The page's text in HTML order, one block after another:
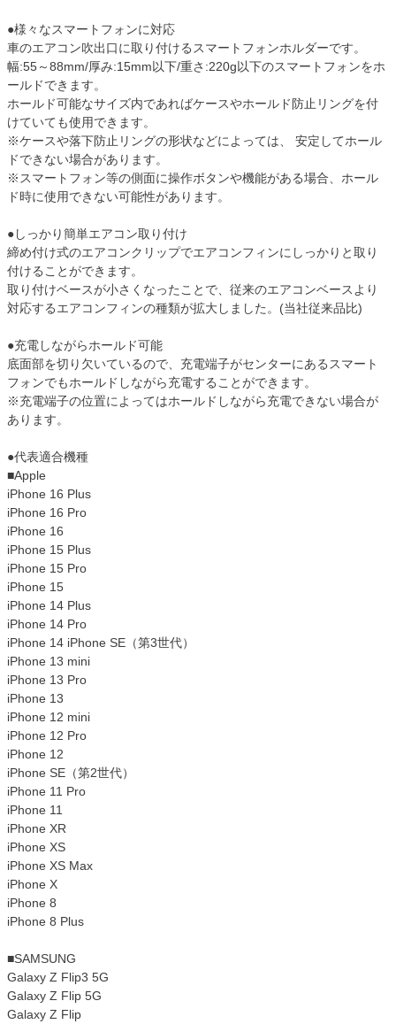
●様々なスマートフォンに対応
車のエアコン吹出口に取り付けるスマートフォンホルダーです。
幅:55～88mm/厚み:15mm以下/重さ:220g以下のスマートフォンをホ
ールドできます。
ホールド可能なサイズ内であればケースやホールド防止リングを付
けていても使用できます。
※ケースや落下防止リングの形状などによっては、 安定してホール
ドできない場合があります。
※スマートフォン等の側面に操作ボタンや機能がある場合、ホール
ド時に使用できない可能性があります。
●しっかり簡単エアコン取り付け
締め付け式のエアコンクリップでエアコンフィンにしっかりと取り
付けることができます。
取り付けベースが小さくなったことで、従来のエアコンベースより
対応するエアコンフィンの種類が拡大しました。(当社従来品比)
●充電しながらホールド可能
底面部を切り欠いているので、充電端子がセンターにあるスマート
フォンでもホールドしながら充電することができます。
※充電端子の位置によってはホールドしながら充電できない場合が
あります。
●代表適合機種
■Apple
iPhone 16 Plus
iPhone 16 Pro
iPhone 16
iPhone 15 Plus
iPhone 15 Pro
iPhone 15
iPhone 14 Plus
iPhone 14 Pro
iPhone 14 iPhone SE（第3世代）
iPhone 13 mini
iPhone 13 Pro
iPhone 13
iPhone 12 mini
iPhone 12 Pro
iPhone 12
iPhone SE（第2世代）
iPhone 11 Pro
iPhone 11
iPhone XR
iPhone XS
iPhone XS Max
iPhone X
iPhone 8
iPhone 8 Plus
■SAMSUNG
Galaxy Z Flip3 5G
Galaxy Z Flip 5G
Galaxy Z Flip